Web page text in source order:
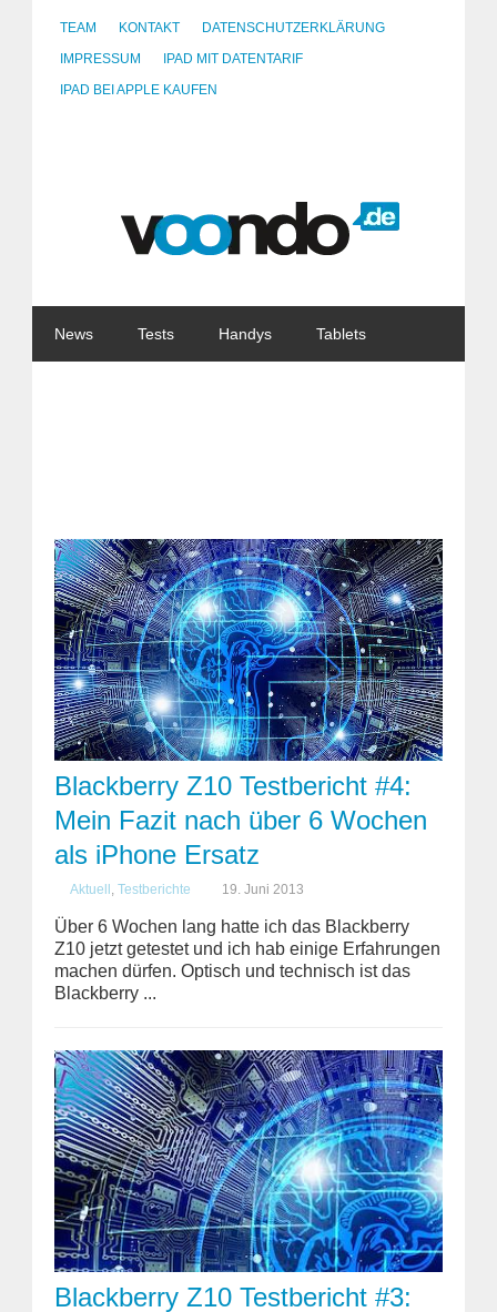
TEAM KONTAKT
DATENSCHUTZERKLÄRUNG
IMPRESSUM
IPAD MIT DATENTARIF
IPAD BEI APPLE KAUFEN
News Tests Handys Tablets
Blackberry Z10 Testbericht #4:
Mein Fazit nach über 6 Wochen
als iPhone Ersatz
Aktuell , Testberichte 19. Juni 2013
Über 6 Wochen lang hatte ich das Blackberry
Z10 jetzt getestet und ich hab einige Erfahrungen
machen dürfen. Optisch und technisch ist das
Blackberry ...
Blackberry Z10 Testbericht #3: